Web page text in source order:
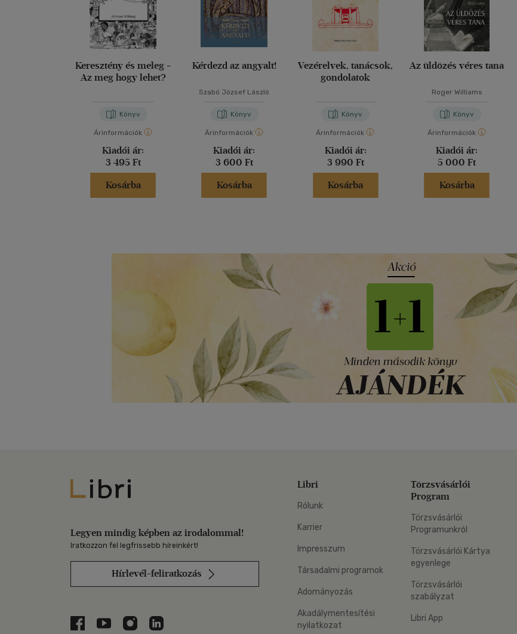
Keresztény és meleg -
Az meg hogy lehet?
Könyv
Árinformációk
Kiadói ár:
3 495 Ft
Kosárba
Kérdezd az angyalt!
Szabó József László
Könyv
Árinformációk
Kiadói ár:
3 600 Ft
Kosárba
Vezérelvek, tanácsok,
gondolatok
Könyv
Árinformációk
Kiadói ár:
3 990 Ft
Kosárba
Az üldözés véres tana
Roger Williams
Könyv
Árinformációk
Kiadói ár:
5 000 Ft
Kosárba
Libri
Legyen mindig képben az irodalommal!
Iratkozzon fel legfrissebb híreinkért!
Hírlevél-feliratkozás
Libri a Facebookon
Libri a Youtube-on
Libri az Instagramon
Libri a LinkedInen
Libri
Rólunk
Karrier
Impresszum
Társadalmi programok
Adományozás
Akadálymentesítési
nyilatkozat
Törzsvásárlói
Program
Törzsvásárlói
Programunkról
Törzsvásárlói Kártya
egyenlege
Törzsvásárlói
szabályzat
Libri App